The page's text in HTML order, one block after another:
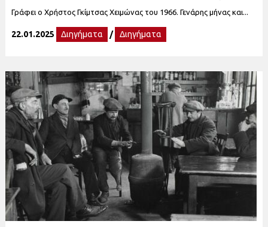
Γράφει ο Χρήστος Γκίμτσας Χειμώνας του 1966. Γενάρης μήνας και...
22.01.2025 Διηγήματα / Διηγήματα